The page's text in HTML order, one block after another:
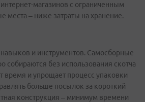
магазинов с ограниченным
места – ниже затраты на хранение.
и инструментов. Самосборные
собираются без использования скотча
время и упрощает процесс упаковки
больше посылок за короткий
конструкция – минимум времени